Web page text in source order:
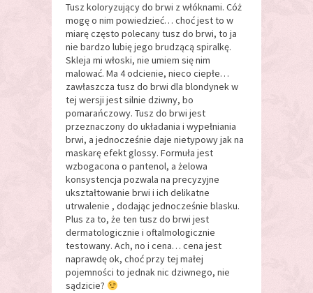
Tusz koloryzujący do brwi z włóknami. Cóż
mogę o nim powiedzieć… choć jest to w
miarę często polecany tusz do brwi, to ja
nie bardzo lubię jego brudzącą spiralkę.
Skleja mi włoski, nie umiem się nim
malować. Ma 4 odcienie, nieco ciepłe…
zawłaszcza tusz do brwi dla blondynek w
tej wersji jest silnie dziwny, bo
pomarańczowy. Tusz do brwi jest
przeznaczony do układania i wypełniania
brwi, a jednocześnie daje nietypowy jak na
maskarę efekt glossy. Formuła jest
wzbogacona o pantenol, a żelowa
konsystencja pozwala na precyzyjne
ukształtowanie brwi i ich delikatne
utrwalenie , dodając jednocześnie blasku.
Plus za to, że ten tusz do brwi jest
dermatologicznie i oftalmologicznie
testowany. Ach, no i cena… cena jest
naprawdę ok, choć przy tej małej
pojemności to jednak nic dziwnego, nie
sądzicie?